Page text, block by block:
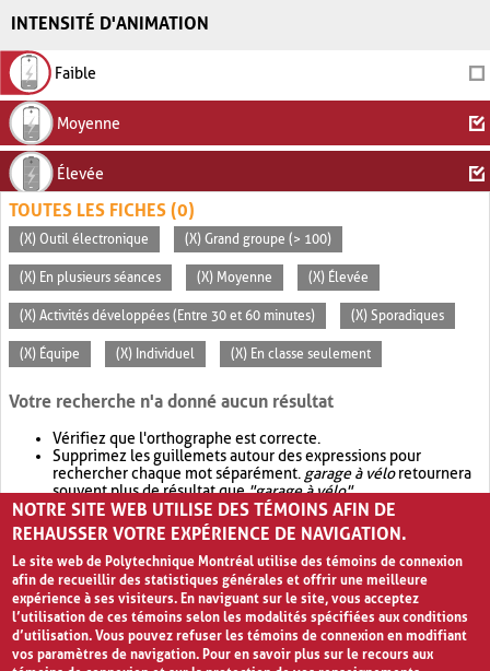
INTENSITÉ D'ANIMATION
Faible
Moyenne
Élevée
TOUTES LES FICHES (0)
(X) Outil électronique (X) Grand groupe (> 100)
(X) En plusieurs séances (X) Moyenne (X) Élevée
(X) Activités développées (Entre 30 et 60 minutes) (X) Sporadiques
(X) Équipe (X) Individuel (X) En classe seulement
Votre recherche n'a donné aucun résultat
Vérifiez que l'orthographe est correcte.
Supprimez les guillemets autour des expressions pour
rechercher chaque mot séparément. garage à véloretournera
souvent plus de résultat que"garage à vélo".
Envisagez d'élargir votre recherche avec OR.garage OR vélo
retournera souvent plus de résultat quegarage à vélo
NOTRE SITE WEB UTILISE DES TÉMOINS AFIN DE
REHAUSSER VOTRE EXPÉRIENCE DE NAVIGATION.
Le site web de Polytechnique Montréal utilise des témoins de connexion
afin de recueillir des statistiques générales et offrir une meilleure
expérience à ses visiteurs. En naviguant sur le site, vous acceptez
l’utilisation de ces témoins selon les modalités spécifiées aux conditions
d’utilisation. Vous pouvez refuser les témoins de connexion en modifiant
vos paramètres de navigation. Pour en savoir plus sur le recours aux